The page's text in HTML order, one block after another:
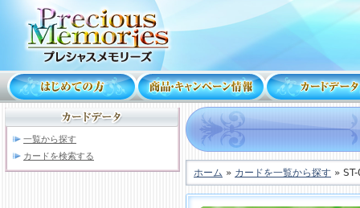
一覧から探す
カードを検索する
ホーム » カードを一覧から探す »